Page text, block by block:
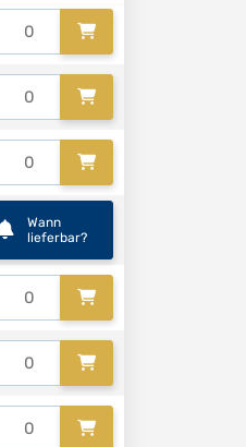
Wann
lieferbar?